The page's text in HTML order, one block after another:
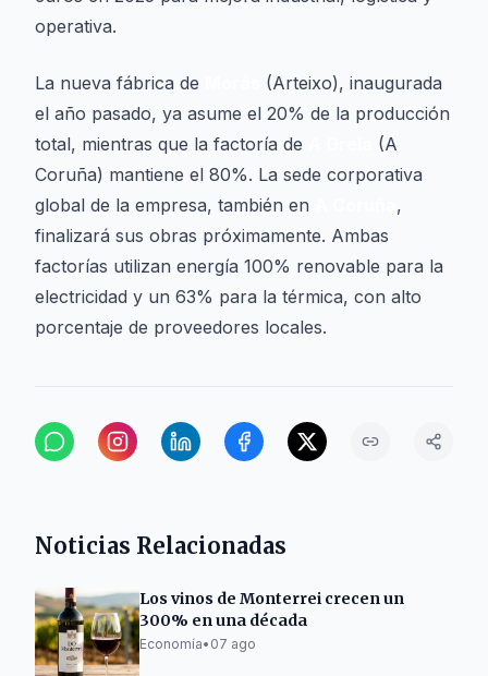
operativa.
La nueva fábrica de
(Arteixo), inaugurada
el año pasado, ya asume el 20% de la producción
total, mientras que la factoría de
(A
Coruña) mantiene el 80%. La sede corporativa
global de la empresa, también en
,
finalizará sus obras próximamente. Ambas
factorías utilizan energía 100% renovable para la
electricidad y un 63% para la térmica, con alto
porcentaje de proveedores locales.
Noticias Relacionadas
Los vinos de Monterrei crecen un
300% en una década
Economía• 07 ago